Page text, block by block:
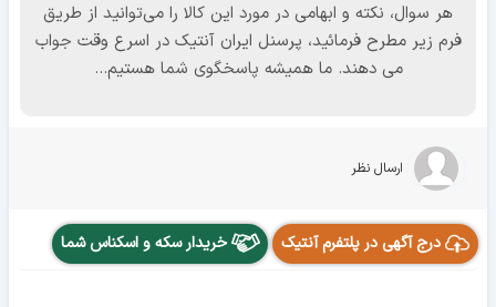
هر سوال، نکته و ابهامی در مورد این کالا را می‌توانید از طریق
فرم زیر مطرح فرمائید، پرسنل ایران آنتیک در اسرع وقت جواب
می دهند. ما همیشه پاسخگوی شما هستیم...
ارسال نظر
درج آگهی در پلتفرم آنتیک خریدار سکه و اسکناس شما